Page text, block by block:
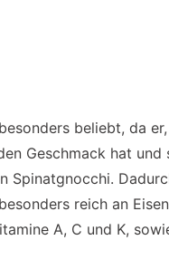
beliebt, da
Geschmack hat und
Spinatgnocchi.
reich an
A, C und K,